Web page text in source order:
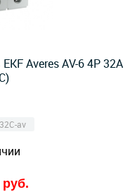
Averes AV-6 4P 32А
av
руб.